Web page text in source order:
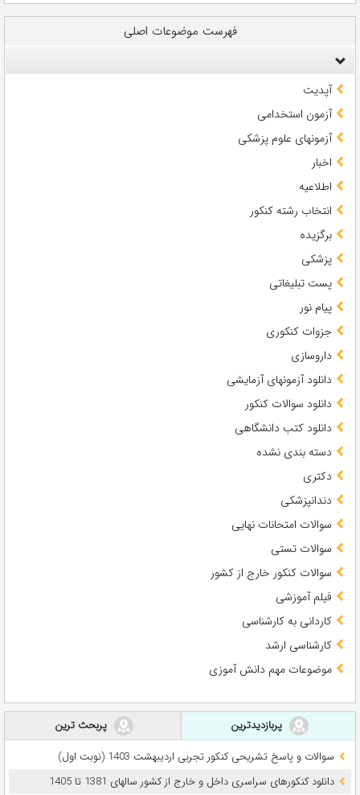
فهرست موضوعات اصلی
آپدیت
آزمون استخدامی
آزمونهای علوم پزشکی
اخبار
اطلاعیه
انتخاب رشته کنکور
برگزیده
پزشکی
پست تبلیغاتی
پیام نور
جزوات کنکوری
داروسازی
دانلود آزمونهای آزمایشی
دانلود سوالات کنکور
دانلود کتب دانشگاهی
دسته بندی نشده
دکتری
دندانپزشکی
سوالات امتحانات نهایی
سوالات تستی
سوالات کنکور خارج از کشور
فیلم آموزشی
کاردانی به کارشناسی
کارشناسی ارشد
موضوعات مهم دانش آموزی
پربازدیدترین
پربحث ترین
سوالات و پاسخ تشریحی کنکور تجربی اردیبهشت 1403 (نوبت اول)
دانلود کنکورهای سراسری داخل و خارج از کشور سالهای 1381 تا 1405